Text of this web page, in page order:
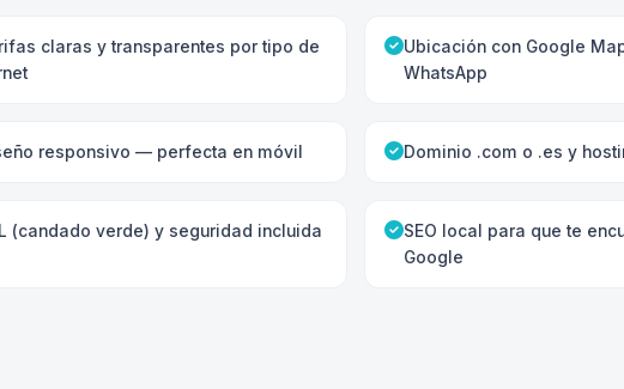
claras y transparentes por tipo de
Ubicación con Google
WhatsApp
responsivo — perfecta en móvil Dominio .com o .es y
(candado verde) y seguridad incluida
SEO local para que te
Google